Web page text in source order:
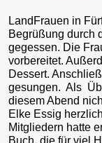
LandFrauen in
Begrüßung durch
gegessen. Die
vorbereitet.
Dessert.
gesungen. Als
diesem Abend
Elke Essig
Mitgliedern hatte
Buch, die für viel